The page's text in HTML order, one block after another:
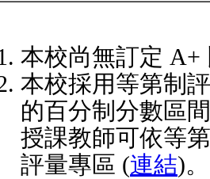
本校尚無訂定 A+
本校採用等第制
的百分制分數區
授課教師可依等
評量專區 (連結)。